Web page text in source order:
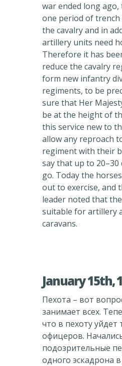
war ended long
one period of
the cavalry and in
artillery units need
Therefore it has
reduce the cavalry
form new infantry
regiments, to be
sure that Her
be at the height of
this service new to
allow any reproach
regiment with their
say that up to
go. Today the
out to exercise, and
leader noted that
suitable for artillery
caravans.
January 15th,
Пехота – вот
занимает всех.
что в пехоту уйдет
офицеров.
подозрительные
одного эскадрона